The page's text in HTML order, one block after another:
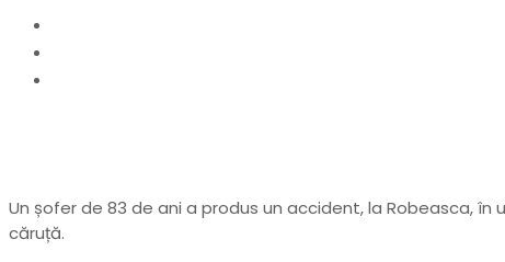
Un șofer de 83 de ani a produs un accident, la Robeasca,
căruță.